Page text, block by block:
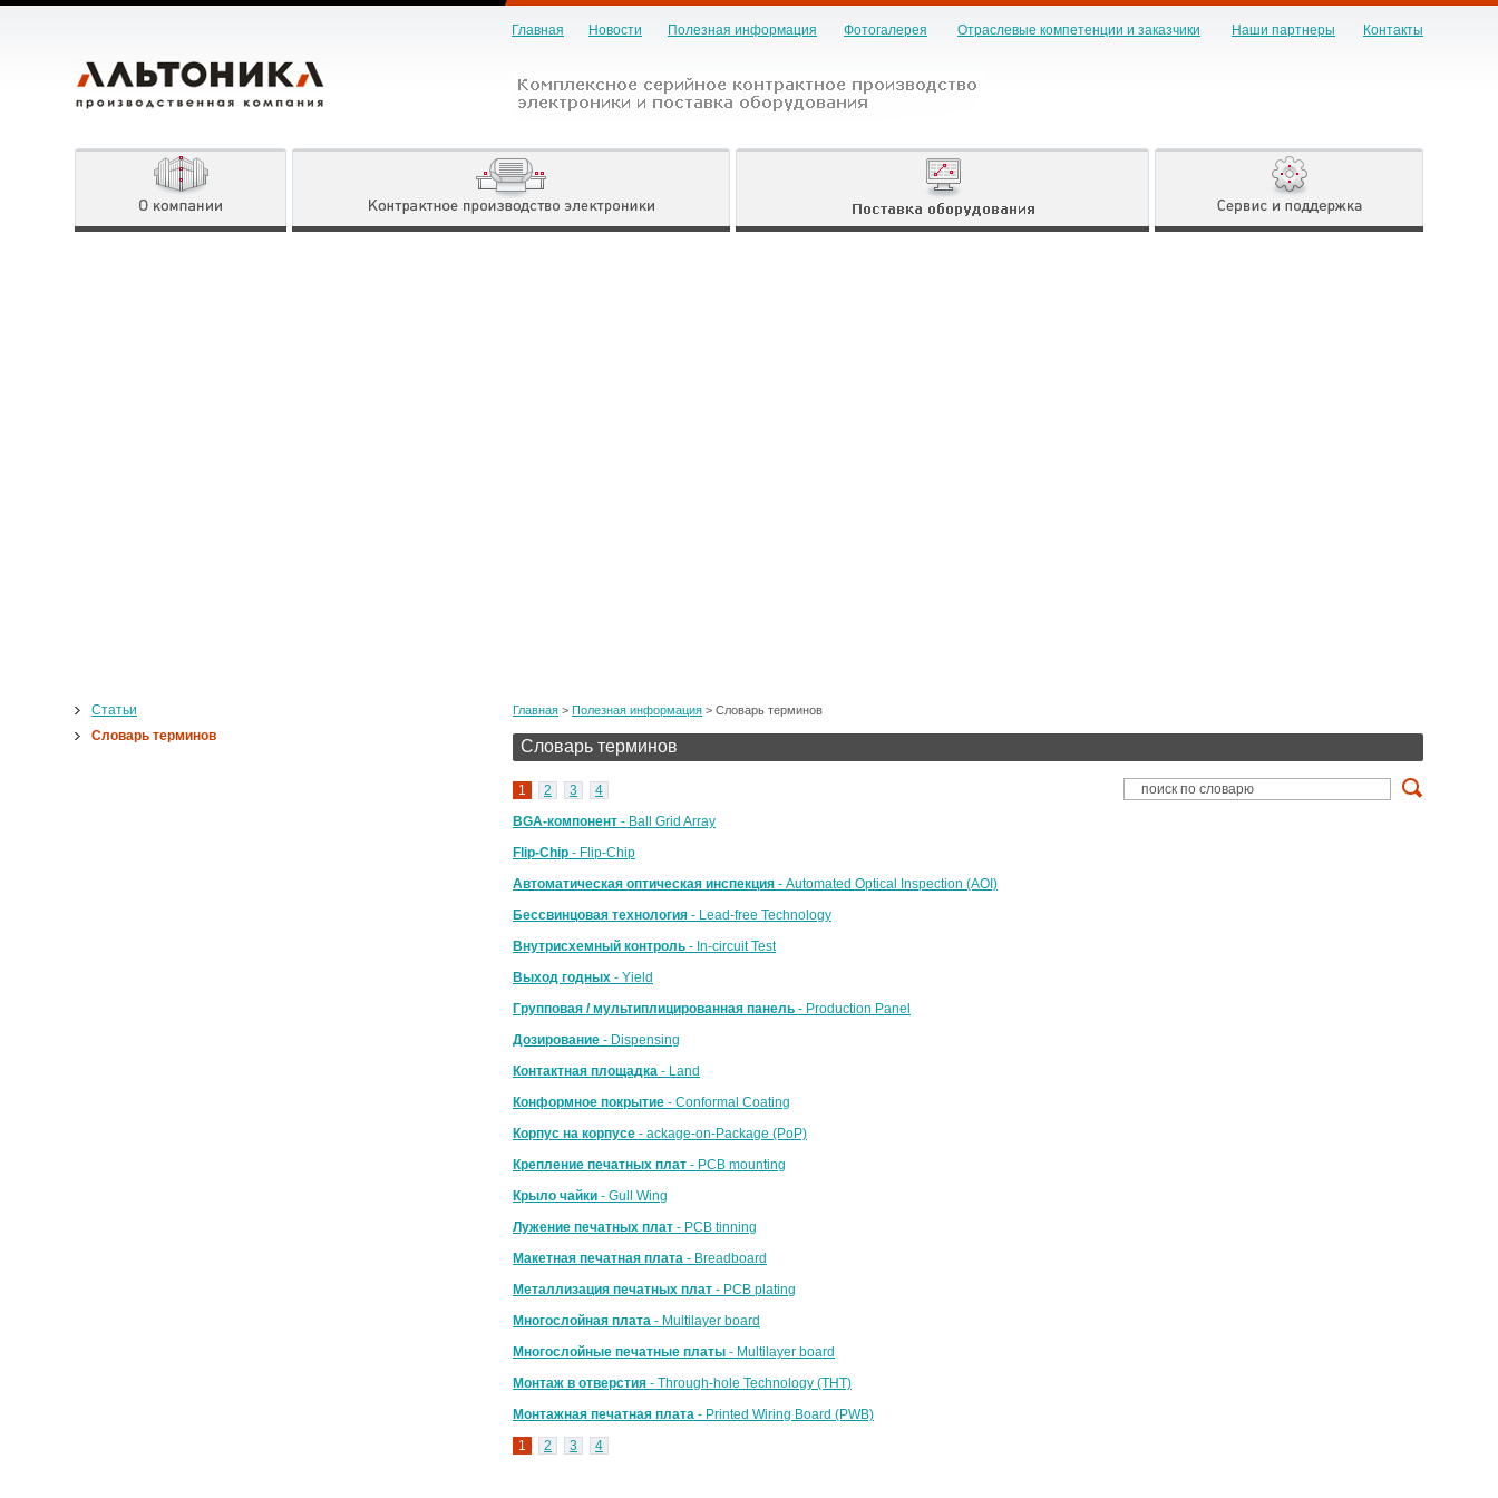
Главная Новости Полезная информация Фотогалерея Отраслевые компетенции и заказчики Наши партнеры Контакты
Статьи
Словарь терминов
Главная > Полезная информация > Словарь терминов
Словарь терминов
1 2 3
4
BGA-компонент - Ball Grid Array
Flip-Chip - Flip-Chip
Автоматическая оптическая инспекция - Automated Optical Inspection (AOI)
Бессвинцовая технология - Lead-free Technology
Внутрисхемный контроль - In-circuit Test
Выход годных - Yield
Групповая / мультиплицированная панель - Production Panel
Дозирование - Dispensing
Контактная площадка - Land
Конформное покрытие - Conformal Coating
Корпус на корпусе - ackage-on-Package (PoP)
Крепление печатных плат - PCB mounting
Крыло чайки - Gull Wing
Лужение печатных плат - PCB tinning
Макетная печатная плата - Breadboard
Металлизация печатных плат - PCB plating
Многослойная плата - Multilayer board
Многослойные печатные платы - Multilayer board
Монтаж в отверстия - Through-hole Technology (THT)
Монтажная печатная плата - Printed Wiring Board (PWB)
1
2 3 4